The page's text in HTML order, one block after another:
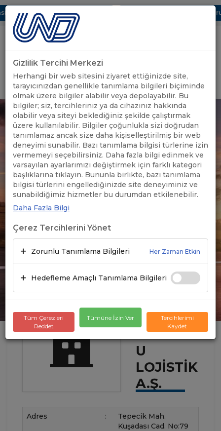
Dijital UBAK Bölümü Hakkında UND, Yunanistan Vize
Uluslararası Nakliyeciler Derneği
GİRİŞ YAP
U
LOJISTIK
A.Ş.
Adres :
Tepecik Mah.
Kuşadası Cad. No:79
Gizlilik Tercihi Merkezi
Herhangi bir web sitesini ziyaret ettiğinizde site,
tarayıcınızdan genellikle tanımlama bilgileri biçiminde
olmak üzere bilgiler alabilir veya depolayabilir. Bu
bilgiler; siz, tercihleriniz ya da cihazınız hakkında
olabilir veya siteyi beklediğiniz şekilde çalıştırmak
üzere kullanılabilir. Bilgiler çoğunlukla sizi doğrudan
tanımlamaz ancak size daha kişiselleştirilmiş bir web
deneyimi sunabilir. Bazı tanımlama bilgisi türlerine izin
vermemeyi seçebilirsiniz. Daha fazla bilgi edinmek ve
varsayılan ayarlarımızı değiştirmek için farklı kategori
başlıklarına tıklayın. Bununla birlikte, bazı tanımlama
bilgisi türlerini engellediğinizde site deneyiminiz ve
sunabildiğimiz hizmetler bu durumdan etkilenebilir.
Daha Fazla Bilgi
Çerez Tercihlerini Yönet
Zorunlu Tanımlama Bilgileri Her Zaman Etkin
Hedefleme Amaçlı Tanımlama Bilgileri
Tüm Çerezleri
Reddet
Tümüne İzin Ver
Tercihlerimi
Kaydet